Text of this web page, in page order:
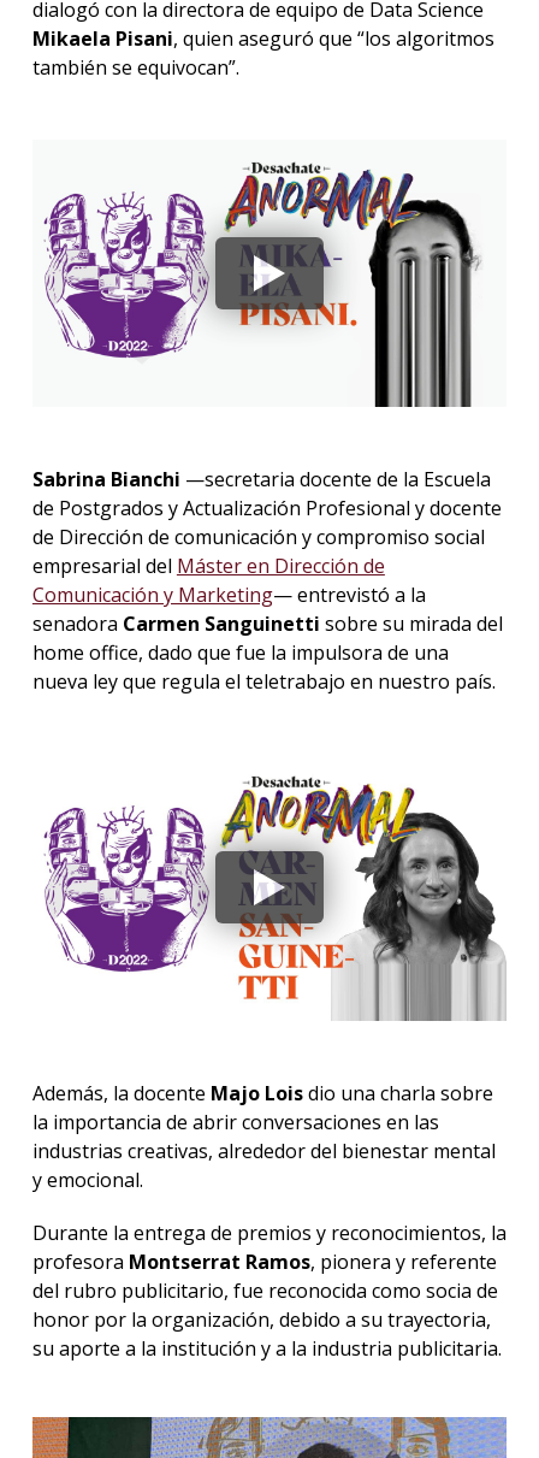
dialogó con la directora de equipo de Data Science
Mikaela Pisani, quien aseguró que “los algoritmos
también se equivocan”.
Sabrina Bianchi —secretaria docente de la Escuela
de Postgrados y Actualización Profesional y docente
de Dirección de comunicación y compromiso social
empresarial del Máster en Dirección de
Comunicación y Marketing— entrevistó a la
senadora Carmen Sanguinetti sobre su mirada del
home office, dado que fue la impulsora de una
nueva ley que regula el teletrabajo en nuestro país.
Además, la docente Majo Loisdio una charla sobre
la importancia de abrir conversaciones en las
industrias creativas, alrededor del bienestar mental
y emocional.
Durante la entrega de premios y reconocimientos, la
profesora Montserrat Ramos, pionera y referente
del rubro publicitario, fue reconocida como socia de
honor por la organización, debido a su trayectoria,
su aporte a la institución y a la industria publicitaria.